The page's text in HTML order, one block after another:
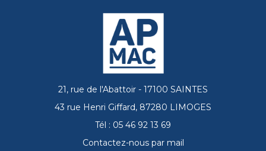
21, rue de l'Abattoir - 17100 SAINTES
43 rue Henri Giffard, 87280 LIMOGES
Tél : 05 46 92 13 69
Contactez-nous par mail